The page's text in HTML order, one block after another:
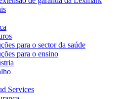
para o sector da saúde
para o ensino
Services